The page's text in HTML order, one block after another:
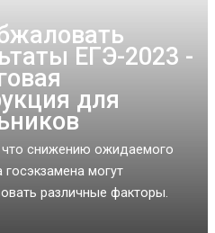
ЕГЭ-2023 -
для
что снижению ожидаемого
госэкзамена могут
различные факторы.